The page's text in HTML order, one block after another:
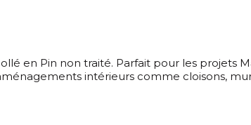
en Pin non traité. Parfait pour les projets
intérieurs comme cloisons,